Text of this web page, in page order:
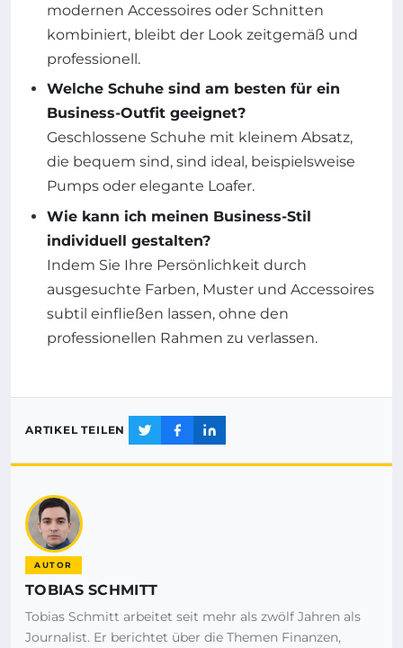
modernen Accessoires oder Schnitten
kombiniert, bleibt der Look zeitgemäß und
professionell.
Welche Schuhe sind am besten für ein
Business-Outfit geeignet?
Geschlossene Schuhe mit kleinem Absatz,
die bequem sind, sind ideal, beispielsweise
Pumps oder elegante Loafer.
Wie kann ich meinen Business-Stil
individuell gestalten?
Indem Sie Ihre Persönlichkeit durch
ausgesuchte Farben, Muster und Accessoires
subtil einfließen lassen, ohne den
professionellen Rahmen zu verlassen.
ARTIKEL TEILEN
AUTOR
TOBIAS SCHMITT
Tobias Schmitt arbeitet seit mehr als zwölf Jahren als
Journalist. Er berichtet über die Themen Finanzen,